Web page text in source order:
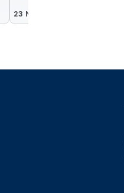
23 Nov 2025